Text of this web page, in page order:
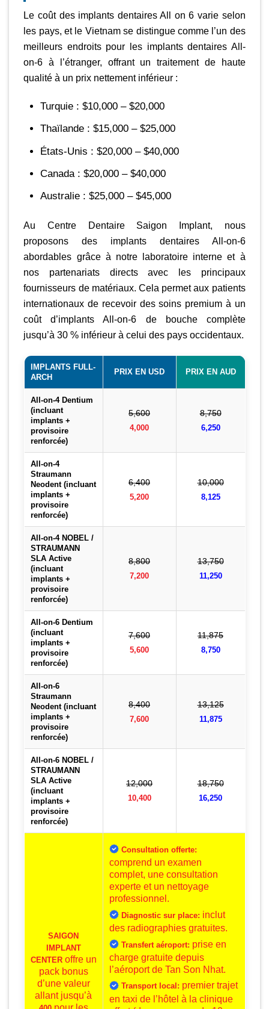
Le coût des implants dentaires All on 6 varie selon
les pays, et le Vietnam se distingue comme l’un des
meilleurs endroits pour les implants dentaires All-
on-6 à l’étranger, offrant un traitement de haute
qualité à un prix nettement inférieur :
Turquie : $10,000 – $20,000
Thaïlande : $15,000 – $25,000
États-Unis : $20,000 – $40,000
Canada : $20,000 – $40,000
Australie : $25,000 – $45,000
Au Centre Dentaire Saigon Implant, nous
proposons des implants dentaires All-on-6
abordables grâce à notre laboratoire interne et à
nos partenariats directs avec les principaux
fournisseurs de matériaux. Cela permet aux patients
internationaux de recevoir des soins premium à un
coût d’implants All-on-6 de bouche complète
jusqu’à 30 % inférieur à celui des pays occidentaux.
IMPLANTS FULL-
ARCH
PRIX EN USD PRIX EN AUD
All-on-4 Dentium
(incluant
implants +
provisoire
renforcée)
5,600
4,000
8,750
6,250
All-on-4
Straumann
Neodent (incluant
implants +
provisoire
renforcée)
6,400
5,200
10,000
8,125
All-on-4 NOBEL /
STRAUMANN
SLA Active
(incluant
implants +
provisoire
renforcée)
8,800
7,200
13,750
11,250
All-on-6 Dentium
(incluant
implants +
provisoire
renforcée)
7,600
5,600
11,875
8,750
All-on-6
Straumann
Neodent (incluant
implants +
provisoire
renforcée)
8,400
7,600
13,125
11,875
All-on-6 NOBEL /
STRAUMANN
SLA Active
(incluant
implants +
provisoire
renforcée)
12,000
10,400
18,750
16,250
SAIGON
IMPLANT
CENTERoffre un
pack bonus
d’une valeur
allant jusqu’à
Consultation offerte:
comprend un examen
complet, une consultation
experte et un nettoyage
professionnel.
Diagnostic sur place: inclut
des radiographies gratuites.
Transfert aéroport: prise en
charge gratuite depuis
l’aéroport de Tan Son Nhat.
Transport local: premier trajet
en taxi de l’hôtel à la clinique